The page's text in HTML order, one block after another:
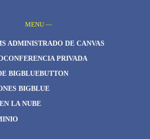
MENU —
ADMINISTRADO DE CANVAS
PRIVADA
BIGBLUEBUTTON
BIGBLUE
LA NUBE